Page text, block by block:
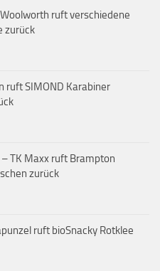
ruft verschiedene
zurück
ruft SIMOND Karabiner
– TK Maxx ruft Brampton
zurück
ruft bioSnacky Rotklee